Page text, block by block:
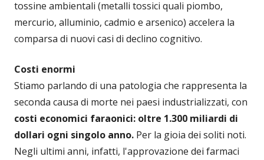
tossine ambientali (metalli tossici quali piombo,
mercurio, alluminio, cadmio e arsenico) accelera la
comparsa di nuovi casi di declino cognitivo.
Costi enormi
Stiamo parlando di una patologia che rappresenta la
seconda causa di morte nei paesi industrializzati, con
costi economici faraonici: oltre 1.300 miliardi di
dollari ogni singolo anno. Per la gioia dei soliti noti.
Negli ultimi anni, infatti, l'approvazione dei farmaci